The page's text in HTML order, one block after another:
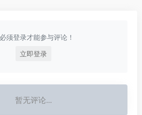
须登录才能参与评论！
立即登录
暂无评论...